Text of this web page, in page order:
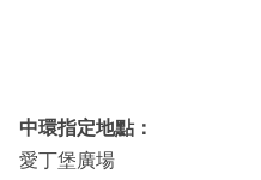
中環指定地點：
愛丁堡廣場